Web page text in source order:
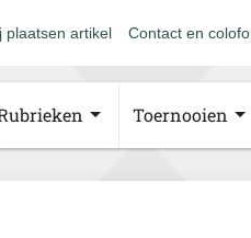
plaatsen artikel Contact en
Toernooien